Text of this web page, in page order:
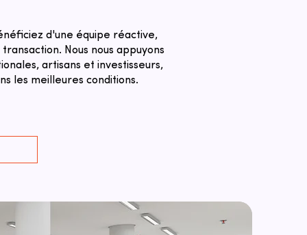
d'une équipe réactive,
​Nous nous appuyons
artisans et investisseurs,
les meilleures conditions.